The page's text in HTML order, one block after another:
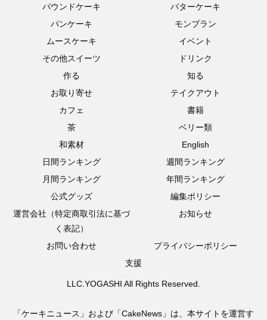
パウンドケーキ
バターケーキ
パンケーキ
モンブラン
ムースケーキ
イベント
その他スイーツ
ドリンク
作る
知る
お取り寄せ
テイクアウト
カフェ
書籍
茶
ベリー類
和素材
English
日間ランキング
週間ランキング
月間ランキング
年間ランキング
公式グッズ
編集ポリシー
運営会社（特定商取引法に基づ
く表記）
お知らせ
お問い合わせ
プライバシーポリシー
支援
LLC.YOGASHI All Rights Reserved.
「ケーキニュース」および「CakeNews」は、本サイトを運営す